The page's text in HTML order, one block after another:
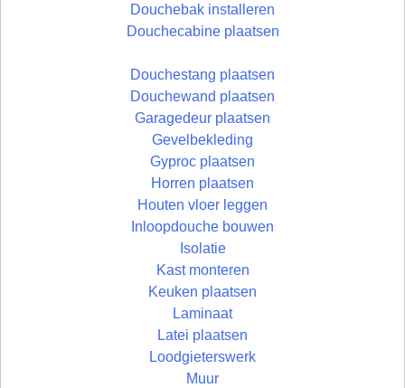
Douchebak installeren
Douchecabine plaatsen
Douchestang plaatsen
Douchewand plaatsen
Garagedeur plaatsen
Gevelbekleding
Gyproc plaatsen
Horren plaatsen
Houten vloer leggen
Inloopdouche bouwen
Isolatie
Kast monteren
Keuken plaatsen
Laminaat
Latei plaatsen
Loodgieterswerk
Muur